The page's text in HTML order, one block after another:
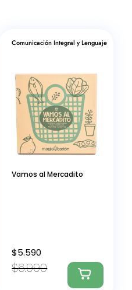
Comunicación Integral y Lenguaje
Vamos al Mercadito
$6.990
$5.590